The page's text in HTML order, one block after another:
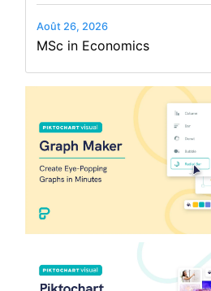
Août 26, 2026
MSc in Economics